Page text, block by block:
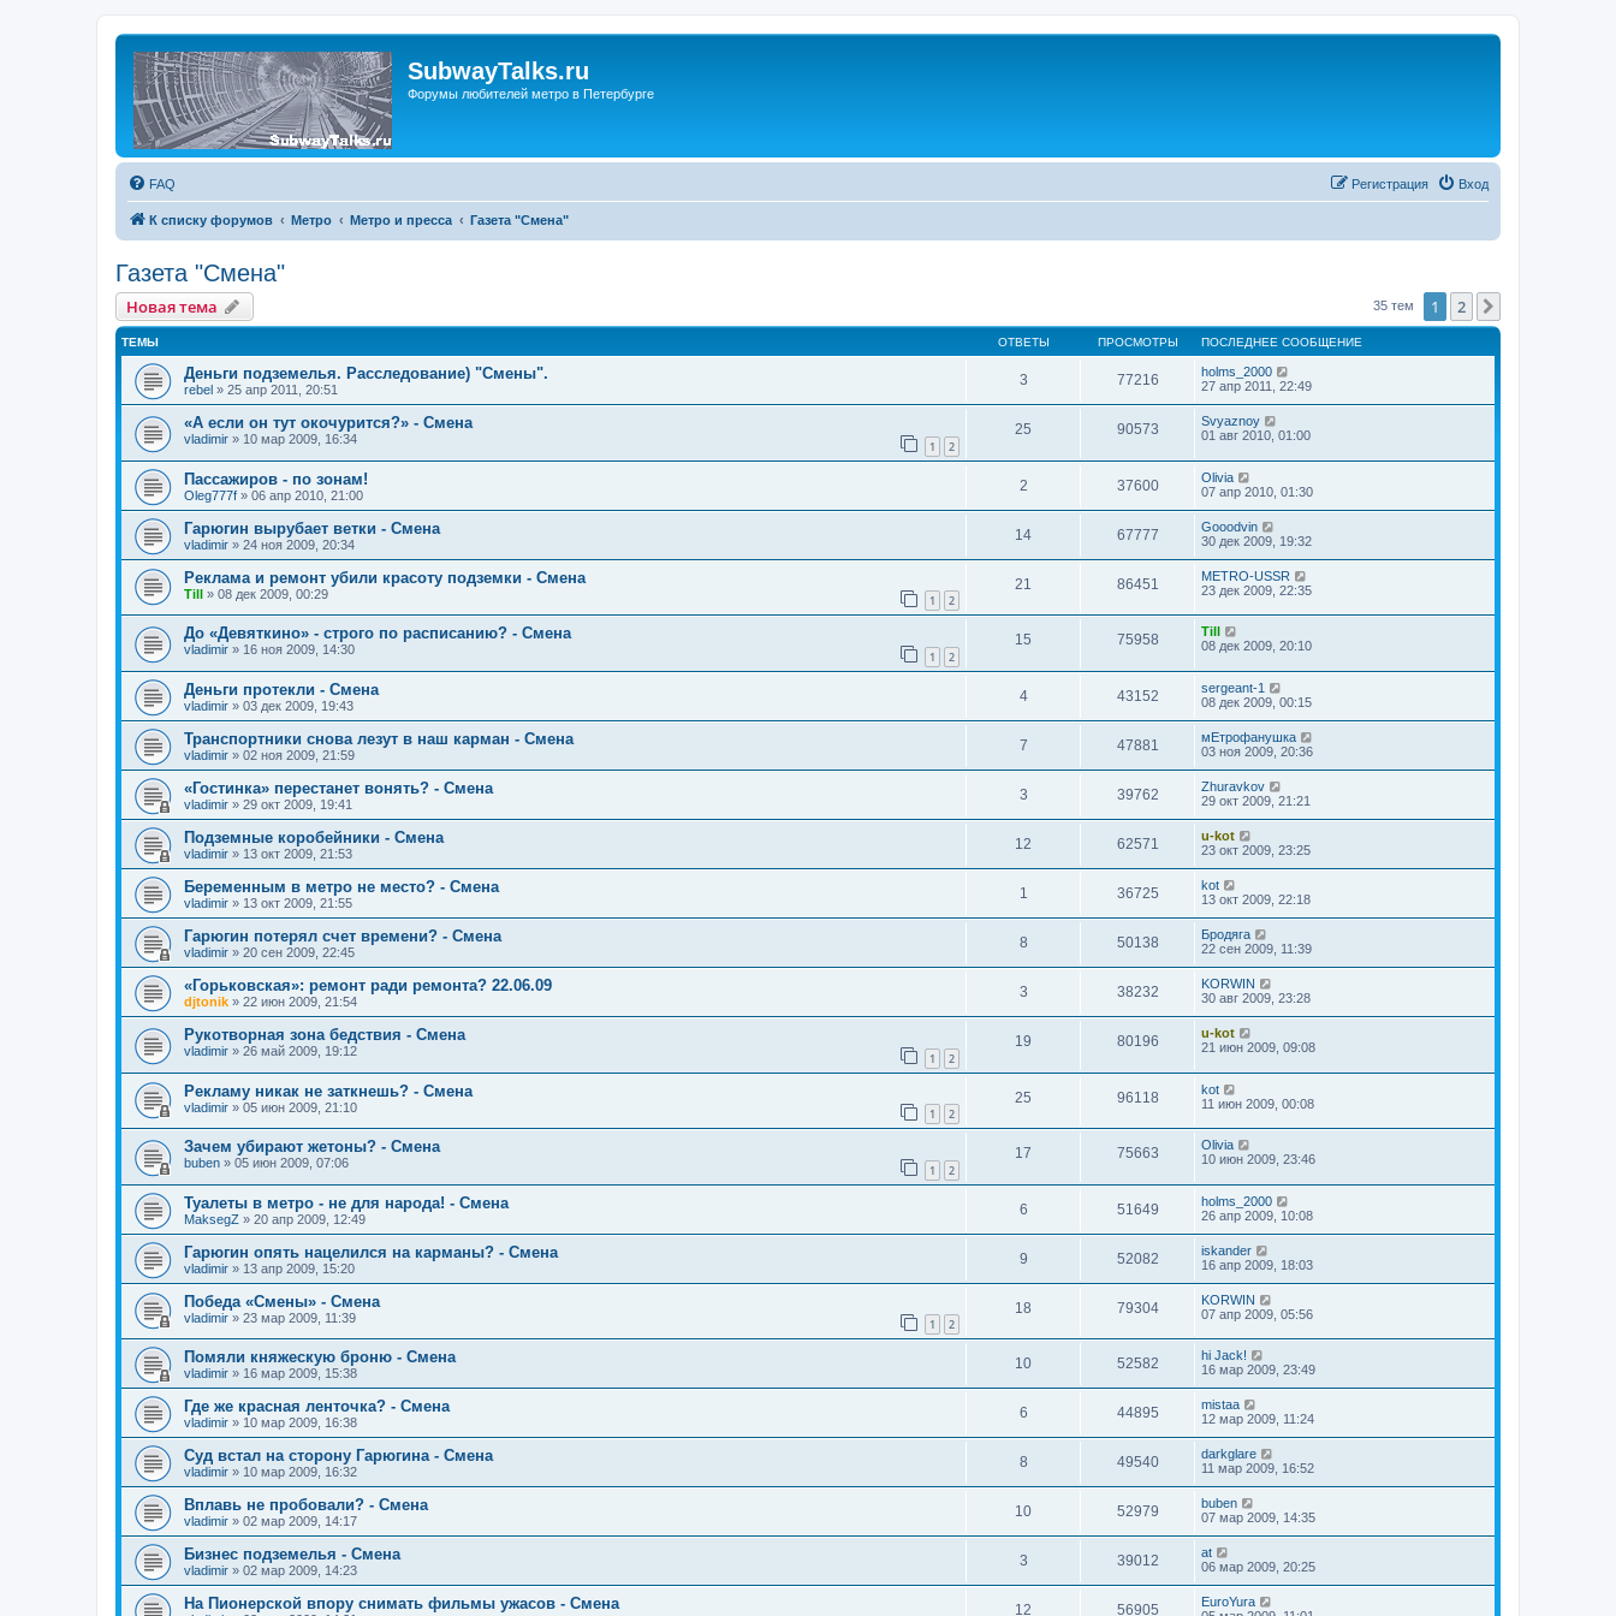
SubwayTalks.ru
Форумы любителей метро в Петербурге
FAQ Вход
Регистрация
К списку форумов Метро Метро и пресса Газета "Смена"
Газета "Смена"
Новая тема 35 тем 1 2
ТЕМЫ ОТВЕТЫ ПРОСМОТРЫ ПОСЛЕДНЕЕ СООБЩЕНИЕ
Деньги подземелья. Расследование) "Смены".
rebel » 25 апр 2011, 20:51
3 77216
holms_2000
27 апр 2011, 22:49
«А если он тут окочурится?» - Смена
vladimir » 10 мар 2009, 16:34 1 2
25 90573
Svyaznoy
01 авг 2010, 01:00
Пассажиров - по зонам!
Oleg777f » 06 апр 2010, 21:00
2 37600
Olivia
07 апр 2010, 01:30
Гарюгин вырубает ветки - Смена
vladimir » 24 ноя 2009, 20:34
14 67777
Gooodvin
30 дек 2009, 19:32
Реклама и ремонт убили красоту подземки - Смена
Till » 08 дек 2009, 00:29 1 2
21 86451
METRO-USSR
23 дек 2009, 22:35
До «Девяткино» - строго по расписанию? - Смена
vladimir » 16 ноя 2009, 14:30 1 2
15 75958
Till
08 дек 2009, 20:10
Деньги протекли - Смена
vladimir » 03 дек 2009, 19:43
4 43152
sergeant-1
08 дек 2009, 00:15
Транспортники снова лезут в наш карман - Смена
vladimir » 02 ноя 2009, 21:59
7 47881
мЕтрофанушка
03 ноя 2009, 20:36
«Гостинка» перестанет вонять? - Смена
vladimir » 29 окт 2009, 19:41
3 39762
Zhuravkov
29 окт 2009, 21:21
Подземные коробейники - Смена
vladimir » 13 окт 2009, 21:53
12 62571
u-kot
23 окт 2009, 23:25
Беременным в метро не место? - Смена
vladimir » 13 окт 2009, 21:55
1 36725
kot
13 окт 2009, 22:18
Гарюгин потерял счет времени? - Смена
vladimir » 20 сен 2009, 22:45
8 50138
Бродяга
22 сен 2009, 11:39
«Горьковская»: ремонт ради ремонта? 22.06.09
djtonik » 22 июн 2009, 21:54
3 38232
KORWIN
30 авг 2009, 23:28
Рукотворная зона бедствия - Смена
vladimir » 26 май 2009, 19:12 1 2
19 80196
u-kot
21 июн 2009, 09:08
Рекламу никак не заткнешь? - Смена
vladimir » 05 июн 2009, 21:10 1 2
25 96118
kot
11 июн 2009, 00:08
Зачем убирают жетоны? - Смена
buben » 05 июн 2009, 07:06 1 2
17 75663
Olivia
10 июн 2009, 23:46
Туалеты в метро - не для народа! - Смена
MaksegZ » 20 апр 2009, 12:49
6 51649
holms_2000
26 апр 2009, 10:08
Гарюгин опять нацелился на карманы? - Смена
vladimir » 13 апр 2009, 15:20
9 52082
iskander
16 апр 2009, 18:03
Победа «Смены» - Смена
vladimir » 23 мар 2009, 11:39 1 2
18 79304
KORWIN
07 апр 2009, 05:56
Помяли княжескую броню - Смена
vladimir » 16 мар 2009, 15:38
10 52582
hi Jack!
16 мар 2009, 23:49
Где же красная ленточка? - Смена
vladimir » 10 мар 2009, 16:38
6 44895
mistaa
12 мар 2009, 11:24
Суд встал на сторону Гарюгина - Смена
vladimir » 10 мар 2009, 16:32
8 49540
darkglare
11 мар 2009, 16:52
Вплавь не пробовали? - Смена
vladimir » 02 мар 2009, 14:17
10 52979
buben
07 мар 2009, 14:35
Бизнес подземелья - Смена
vladimir » 02 мар 2009, 14:23
3 39012
at
06 мар 2009, 20:25
На Пионерской впору снимать фильмы ужасов - Смена 12 56905
EuroYura